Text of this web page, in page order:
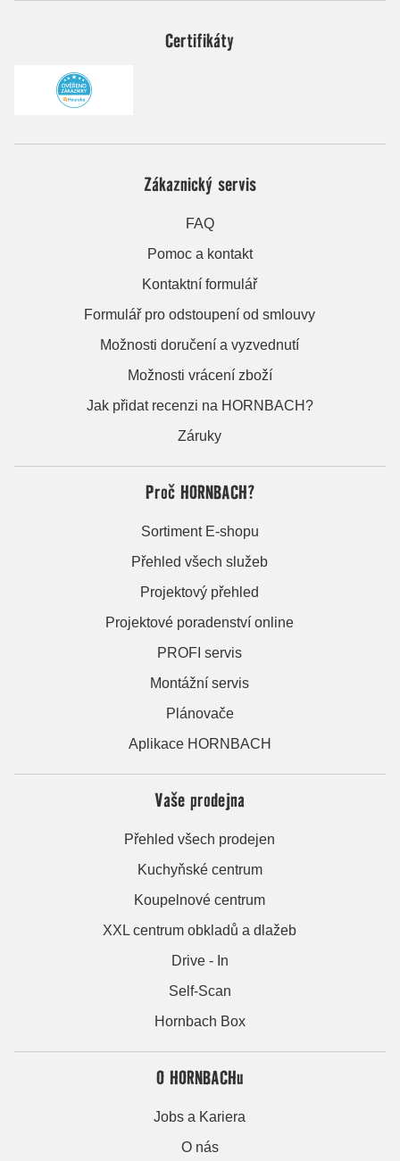
Certifikáty
Zákaznický servis
FAQ
Pomoc a kontakt
Kontaktní formulář
Formulář pro odstoupení od smlouvy
Možnosti doručení a vyzvednutí
Možnosti vrácení zboží
Jak přidat recenzi na HORNBACH?
Záruky
Proč HORNBACH?
Sortiment E-shopu
Přehled všech služeb
Projektový přehled
Projektové poradenství online
PROFI servis
Montážní servis
Plánovače
Aplikace HORNBACH
Vaše prodejna
Přehled všech prodejen
Kuchyňské centrum
Koupelnové centrum
XXL centrum obkladů a dlažeb
Drive - In
Self-Scan
Hornbach Box
O HORNBACHu
Jobs a Kariera
O nás